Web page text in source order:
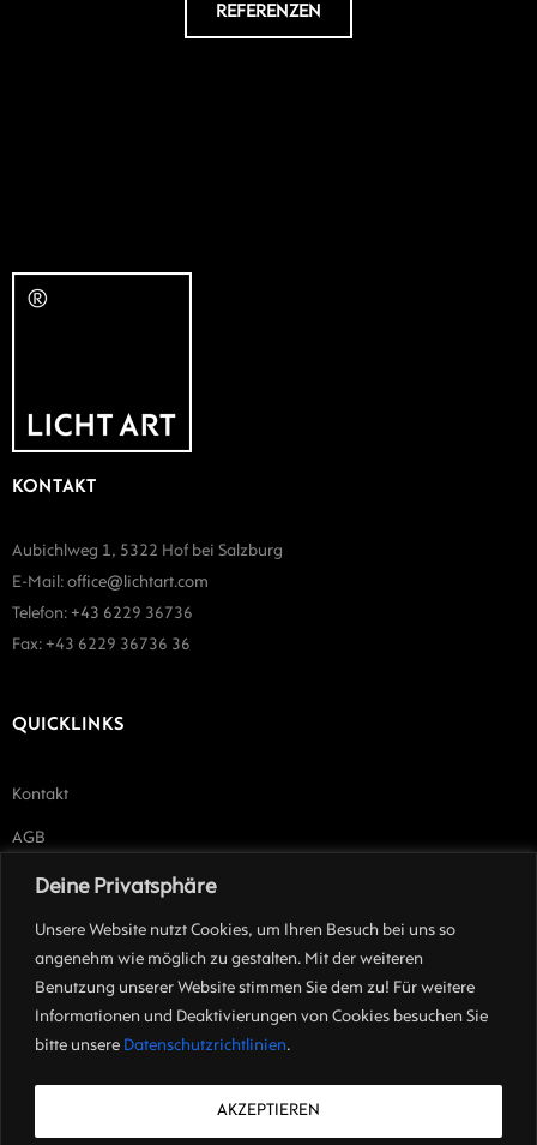
Deine Privatsphäre
Unsere Website nutzt Cookies, um Ihren Besuch bei uns so
angenehm wie möglich zu gestalten. Mit der weiteren
Benutzung unserer Website stimmen Sie dem zu! Für weitere
Informationen und Deaktivierungen von Cookies besuchen Sie
bitte unsere Datenschutzrichtlinien.
AKZEPTIEREN
REFERENZEN
KONTAKT
Aubichlweg 1, 5322 Hof bei Salzburg
E-Mail: office@lichtart.com
Telefon: +43 6229 36736
Fax: +43 6229 36736 36
QUICKLINKS
Kontakt
AGB
Impressum
ÜBER UNS
entwickelte Lichtkonzepte von der
unsere